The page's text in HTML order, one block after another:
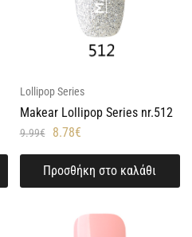
Lollipop Series
Makear Lollipop Series nr.512
9.99€ 8.78€
Προσθήκη στο καλάθι